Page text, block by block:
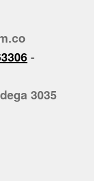
-
3035